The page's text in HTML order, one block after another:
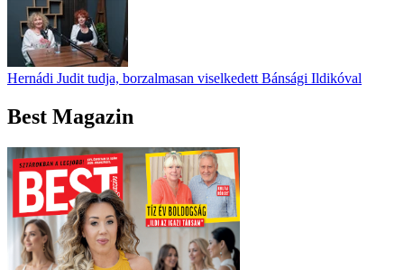
Hernádi Judit tudja, borzalmasan viselkedett Bánsági Ildikóval
Best Magazin